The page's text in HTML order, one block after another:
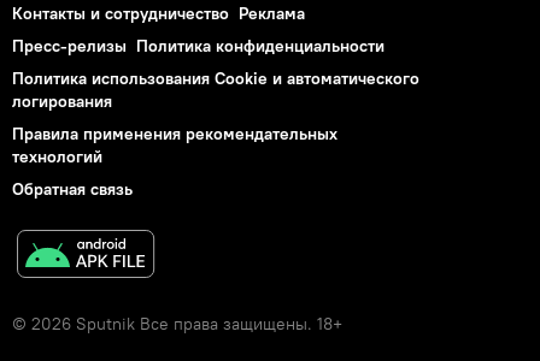
Контакты и сотрудничество Реклама
Пресс-релизы Политика конфиденциальности
Политика использования Cookie и автоматического
логирования
Правила применения рекомендательных
технологий
Обратная связь
© 2026 Sputnik Все права защищены. 18+